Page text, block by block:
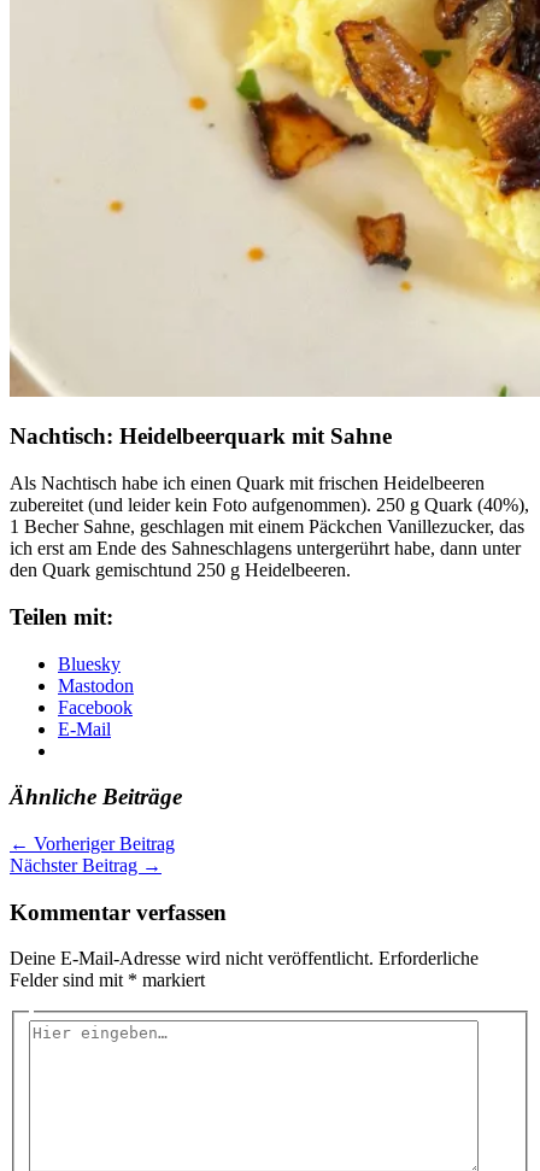
Nachtisch: Heidelbeerquark mit Sahne
Als Nachtisch habe ich einen Quark mit frischen Heidelbeeren
zubereitet (und leider kein Foto aufgenommen). 250 g Quark (40%),
1 Becher Sahne, geschlagen mit einem Päckchen Vanillezucker, das
ich erst am Ende des Sahneschlagens untergerührt habe, dann unter
den Quark gemischtund 250 g Heidelbeeren.
Teilen mit:
Bluesky
Mastodon
Facebook
E-Mail
Ähnliche Beiträge
← Vorheriger Beitrag
Nächster Beitrag →
Kommentar verfassen
Deine E-Mail-Adresse wird nicht veröffentlicht. Erforderliche
Felder sind mit * markiert
Hier